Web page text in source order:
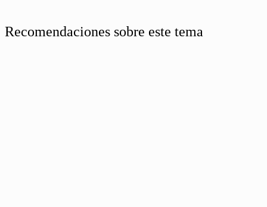
Recomendaciones sobre este tema